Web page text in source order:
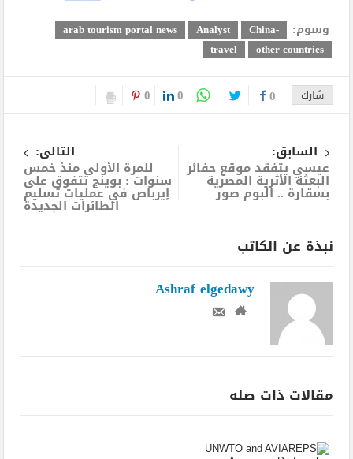
وسوم: -China
Analyst
arab tourism portal news
other countries
travel
شارك 0
0
0
السابق:
عيسي يتفقد موقع حفائر
البعثة الأثرية المصرية
بسقارة .. البوم صور
التالى:
للمرة الأولى منذ خمس
سنوات : بوينج تتفوق على
إيرباص في عمليات تسليم
الطائرات الجديدة
نبذة عن الكاتب
Ashraf elgedawy
مقالات ذات صله